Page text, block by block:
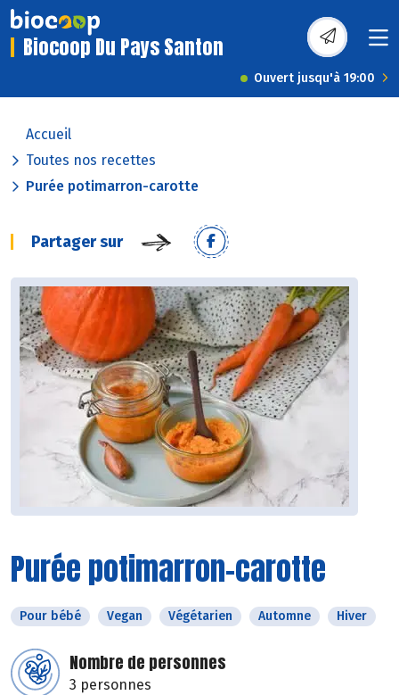
Biocoop Du Pays Santon
Ouvert jusqu'à 19:00
Accueil
Toutes nos recettes
Purée potimarron-carotte
Partager sur
Purée potimarron-carotte
Pour bébé Vegan Végétarien Automne Hiver
Nombre de personnes
3 personnes